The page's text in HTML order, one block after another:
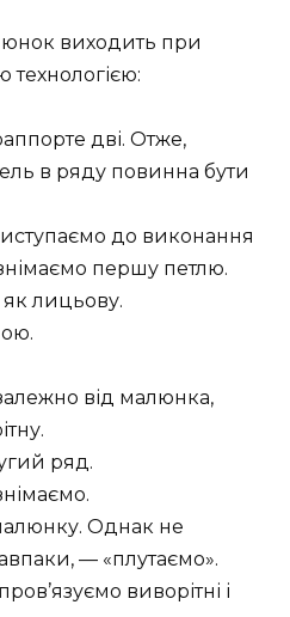
виходить при
технологією:
дві. Отже,
в ряду повинна бути
до виконання
першу петлю.
як лицьову.
від малюнка,
ряд.
Однак не
— «плутаємо».
виворітні і